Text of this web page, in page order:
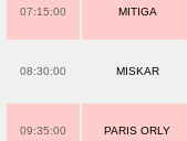
07:15:00 MITIGA
08:30:00 MISKAR
09:35:00 PARIS ORLY